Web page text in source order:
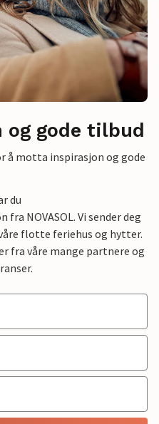
og gode tilbud
å motta inspirasjon og gode
du
NOVASOL. Vi sender deg
flotte feriehus og hytter.
fra våre mange partnere og